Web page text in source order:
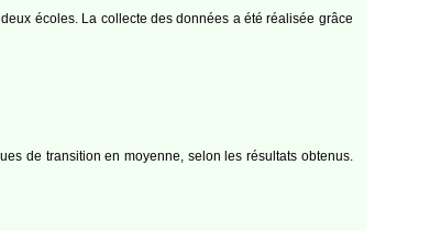
écoles. La collecte des données a été réalisée grâce
de transition en moyenne, selon les résultats obtenus.